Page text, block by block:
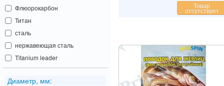
Флюорокарбон
Титан
сталь
нержавеющая сталь
Titanium leader
Диаметр, мм:
Товар
отсутствует